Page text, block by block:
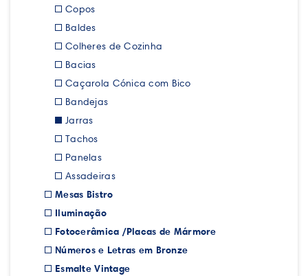
Copos
Baldes
Colheres de Cozinha
Bacias
Caçarola Cónica com Bico
Bandejas
Jarras
Tachos
Panelas
Assadeiras
Mesas Bistro
Iluminação
Fotocerâmica /Placas de Mármore
Números e Letras em Bronze
Esmalte Vintage